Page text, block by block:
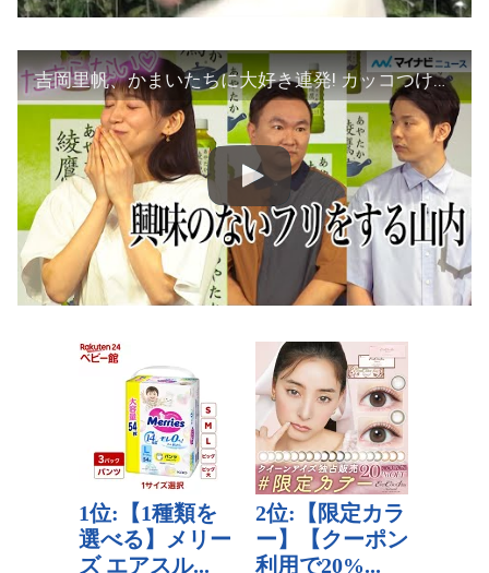
吉岡里帆、かまいたちに大好き連発! カッコつける山内に濱家が「鼻パンパンなってるで」「綾鷹 豊かな食卓キャンペーン」